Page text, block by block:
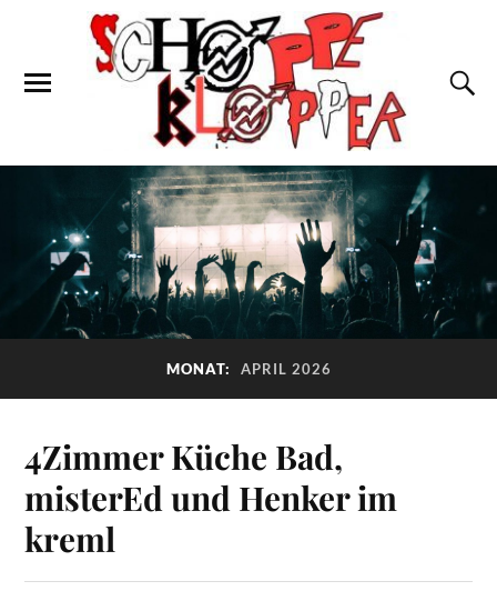
MONAT: APRIL 2026
4Zimmer Küche Bad,
misterEd und Henker im
kreml